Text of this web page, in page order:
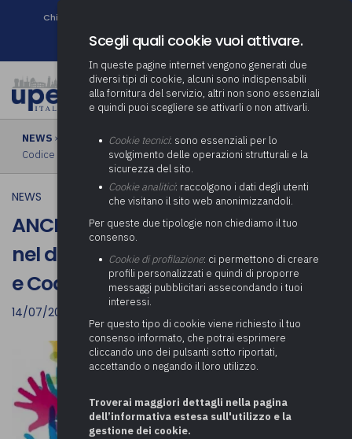
Chi siamo
Newsletter
NEWS › ANCI: Affidamento dei servizi sociali nel dialogo fra
Codice dei Contratti e Codice del Terzo Settore
NEWS
ANCI: Affidamento dei servizi sociali
nel dialogo fra Codice dei Contratti
e Codice del Terzo Settore
14/07/2022
Scegli quali cookie vuoi attivare.
In queste pagine internet vengono generati due
diversi tipi di cookie, alcuni sono indispensabili
alla fornitura del servizio, altri non sono essenziali
e quindi puoi scegliere se attivarli o non attivarli.
Cookie tecnici: sono essenziali per lo
svolgimento delle operazioni strutturali e la
sicurezza del sito.
Cookie analitici: raccolgono i dati degli utenti
che visitano il sito web anonimizzandoli.
Per queste due tipologie non chiediamo il tuo
consenso.
Cookie di profilazione: ci permettono di creare
profili personalizzati e quindi di proporre
messaggi pubblicitari assecondando i tuoi
interessi.
Per questo tipo di cookie viene richiesto il tuo
consenso informato, che potrai esprimere
cliccando uno dei pulsanti sotto riportati,
accettando o negando il loro utilizzo.
Troverai maggiori dettagli nella pagina
dell’informativa estesa sull'utilizzo e la
gestione dei cookie.